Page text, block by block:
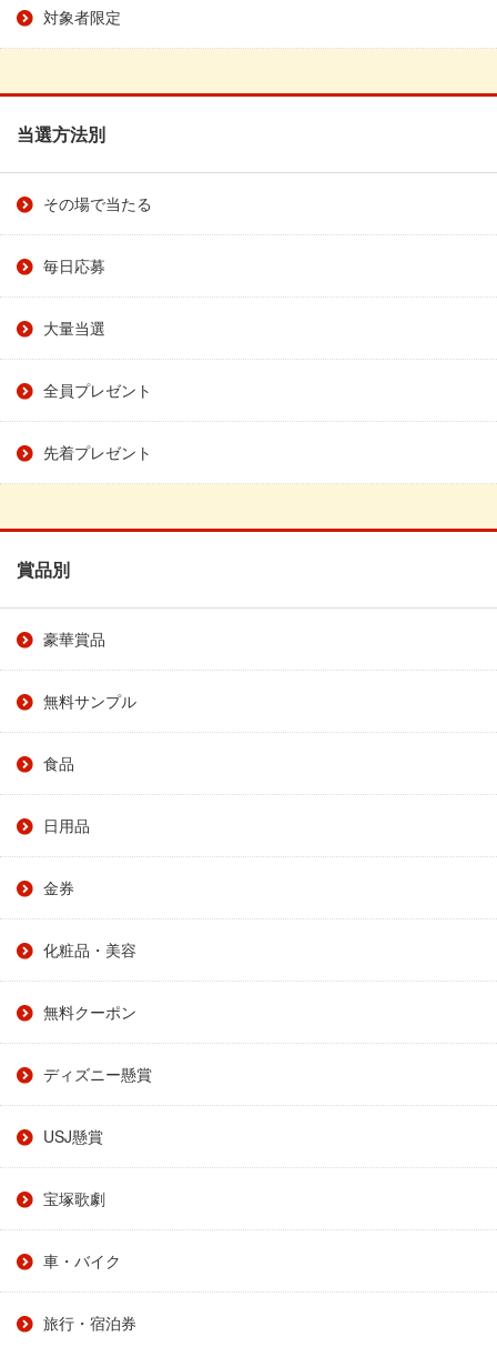
対象者限定
当選方法別
その場で当たる
毎日応募
大量当選
全員プレゼント
先着プレゼント
賞品別
豪華賞品
無料サンプル
食品
日用品
金券
化粧品・美容
無料クーポン
ディズニー懸賞
USJ懸賞
宝塚歌劇
車・バイク
旅行・宿泊券